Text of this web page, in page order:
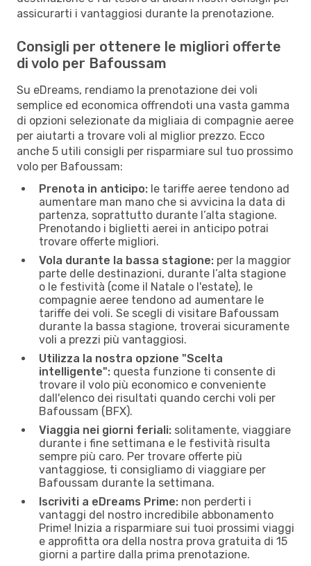
assicurarti i vantaggiosi durante la prenotazione.
Consigli per ottenere le migliori offerte
di volo per Bafoussam
Su eDreams, rendiamo la prenotazione dei voli
semplice ed economica offrendoti una vasta gamma
di opzioni selezionate da migliaia di compagnie aeree
per aiutarti a trovare voli al miglior prezzo. Ecco
anche 5 utili consigli per risparmiare sul tuo prossimo
volo per Bafoussam:
Prenota in anticipo: le tariffe aeree tendono ad
aumentare man mano che si avvicina la data di
partenza, soprattutto durante l’alta stagione.
Prenotando i biglietti aerei in anticipo potrai
trovare offerte migliori.
Vola durante la bassa stagione: per la maggior
parte delle destinazioni, durante l’alta stagione
o le festività (come il Natale o l'estate), le
compagnie aeree tendono ad aumentare le
tariffe dei voli. Se scegli di visitare Bafoussam
durante la bassa stagione, troverai sicuramente
voli a prezzi più vantaggiosi.
Utilizza la nostra opzione "Scelta
intelligente": questa funzione ti consente di
trovare il volo più economico e conveniente
dall'elenco dei risultati quando cerchi voli per
Bafoussam (BFX).
Viaggia nei giorni feriali: solitamente, viaggiare
durante i fine settimana e le festività risulta
sempre più caro. Per trovare offerte più
vantaggiose, ti consigliamo di viaggiare per
Bafoussam durante la settimana.
Iscriviti a eDreams Prime: non perderti i
vantaggi del nostro incredibile abbonamento
Prime! Inizia a risparmiare sui tuoi prossimi viaggi
e approfitta ora della nostra prova gratuita di 15
giorni a partire dalla prima prenotazione.